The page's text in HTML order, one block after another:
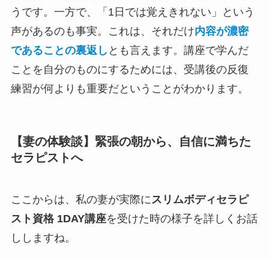
うです。一方で、「1日では覚えきれない」という
声があるのも事実。これは、それだけ内容が濃密
であることの裏返し とも言えます。講座で学んだ
ことを自分のものにするためには、受講後の反復
練習が何よりも重要だということがわかります。
【妻の体験談】緊張の朝から、自信に満ちた
セラピストへ
ここからは、私の妻が実際に スリムボディセラピ
スト資格 1DAY講座を受けた時の様子を詳しくお話
ししますね。